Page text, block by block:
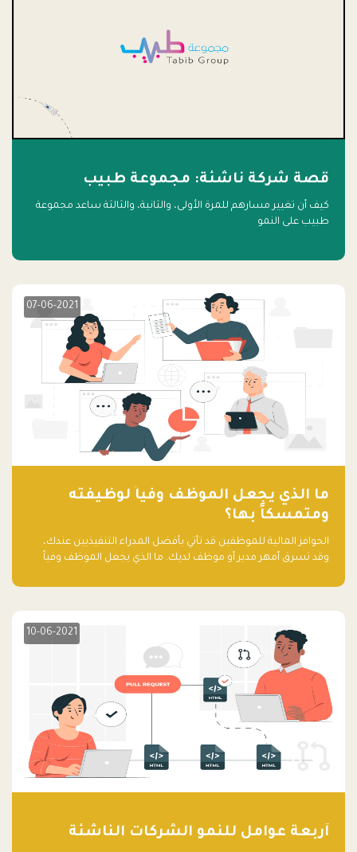
قصة شركة ناشئة: مجموعة طبيب
كيف أن تغيير مسارهم للمرة الأولى، والثانية، والثالثة ساعد مجموعة
طبيب على النمو
07-06-2021
ما الذي يجعل الموظف وفياً لوظيفته
ومتمسكاً بها؟
الحوافز المالية للموظفين قد تأتي بأفضل المدراء التنفيذيين عندك،
وقد تسرق أمهر مدير أو موظف لديك. ما الذي يجعل الموظف وفياً
10-06-2021
آربعة عوامل للنمو الشركات الناشئة